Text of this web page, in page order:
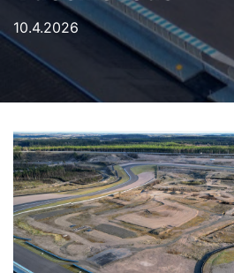
10.4.2026